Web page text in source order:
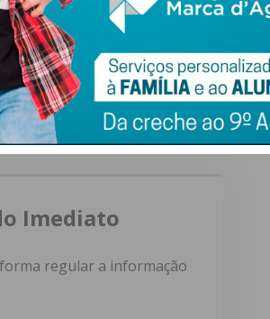
à designação do novo
de Tratamento e Gestão de
Presidente o autarca de Paredes,
Paulo Ferreira, e o autarca de
Imediato
regular a informação